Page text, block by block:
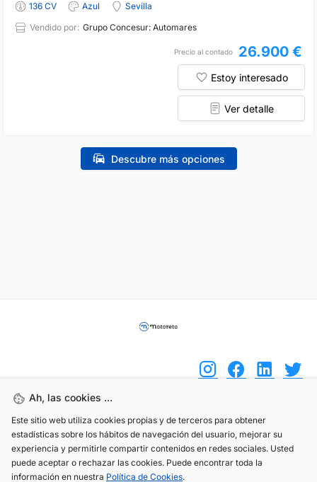
136 CV
Azul
Sevilla
Vendido por: Grupo Concesur: Automares
Precio al contado 26.900 €
Estoy interesado
Ver detalle
Descubre más opciones
Ah, las cookies ...
Este sitio web utiliza cookies propias y de terceros para obtener
estadísticas sobre los hábitos de navegación del usuario, mejorar su
experiencia y permitirle compartir contenidos en redes sociales. Usted
puede aceptar o rechazar las cookies. Puede encontrar toda la
información en nuestra Política de Cookies.
(+34) 744 408 070
info@motoreto.com